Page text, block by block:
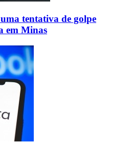
tentativa de golpe
em Minas